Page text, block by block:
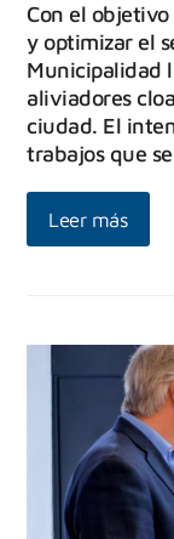
Con el
y optimizar el
Municipalidad
aliviadores
ciudad. El
trabajos que
Leer más